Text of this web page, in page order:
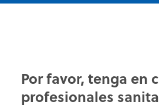
Por favor, tenga en
profesionales